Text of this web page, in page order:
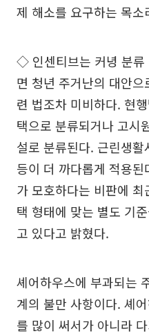
제 해소를 요구하는 목
◇ 인센티브는 커녕 분류
면 청년 주거난의 대안
련 법조차 미비하다. 현
택으로 분류되거나 고시
설로 분류된다. 근린생
등이 더 까다롭게 적용
가 모호하다는 비판에
택 형태에 맞는 별도 기
고 있다고 밝혔다.
셰어하우스에 부과되는
계의 불만 사항이다. 셰
를 많이 써서가 아니라